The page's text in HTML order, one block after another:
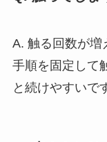
A. 触る回数が増
手順を固定して
と続けやすいで